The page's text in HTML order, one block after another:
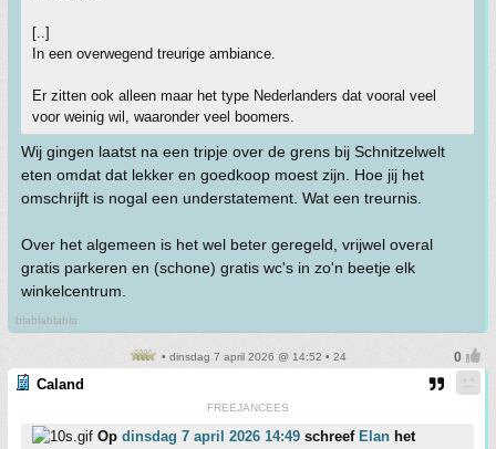
[..]
In een overwegend treurige ambiance.
Er zitten ook alleen maar het type Nederlanders dat vooral veel
voor weinig wil, waaronder veel boomers.
Wij gingen laatst na een tripje over de grens bij Schnitzelwelt
eten omdat dat lekker en goedkoop moest zijn. Hoe jij het
omschrijft is nogal een understatement. Wat een treurnis.
Over het algemeen is het wel beter geregeld, vrijwel overal
gratis parkeren en (schone) gratis wc's in zo'n beetje elk
winkelcentrum.
blablablabla
• dinsdag 7 april 2026 @ 14:52 • 24
Caland
FREEJANCEES
Op dinsdag 7 april 2026 14:49 schreef Elan het